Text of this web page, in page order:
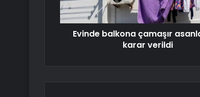
Evinde balkona çamaşır
karar verildi